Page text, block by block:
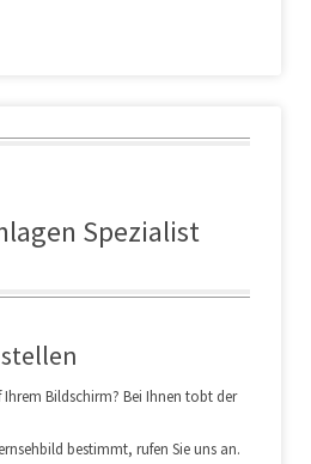
Spezialist
Ihrem Bildschirm? Bei Ihnen tobt der
bestimmt, rufen Sie uns an.